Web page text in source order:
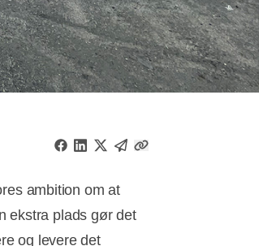
ambition om at
ekstra plads gør det
og levere det